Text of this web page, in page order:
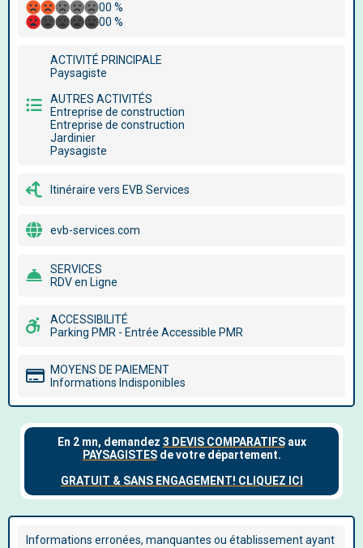
00 %
00 %
ACTIVITÉ PRINCIPALE
Paysagiste
AUTRES ACTIVITÉS
Entreprise de construction
Entreprise de construction
Jardinier
Paysagiste
Itinéraire vers EVB Services
evb-services.com
SERVICES
RDV en Ligne
ACCESSIBILITÉ
Parking PMR - Entrée Accessible PMR
MOYENS DE PAIEMENT
Informations Indisponibles
Informations erronées, manquantes ou établissement ayant